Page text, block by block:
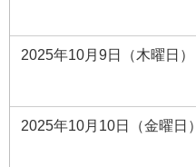
2025年10月9日（木曜日）
2025年10月10日（金曜日）